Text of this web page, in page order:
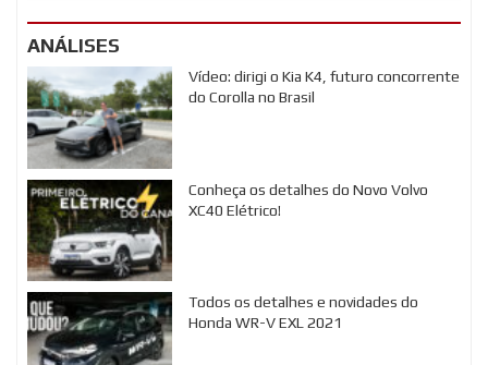
ANÁLISES
Vídeo: dirigi o Kia K4, futuro concorrente
do Corolla no Brasil
Conheça os detalhes do Novo Volvo
XC40 Elétrico!
Todos os detalhes e novidades do
Honda WR-V EXL 2021